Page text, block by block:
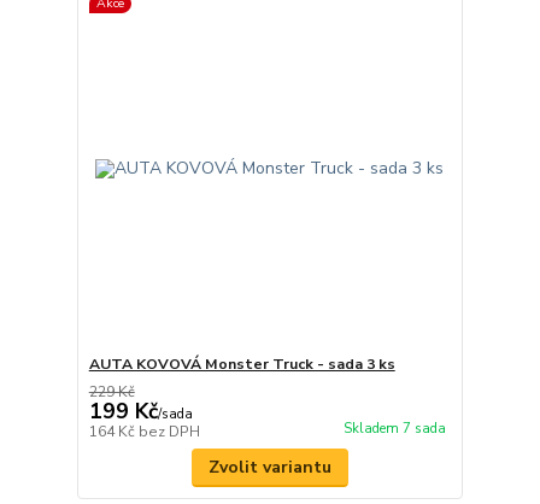
AUTA KOVOVÁ Monster Truck - sada 3 ks
229 Kč
199 Kč/sada
164 Kč bez DPH Skladem 7 sada
Zvolit variantu